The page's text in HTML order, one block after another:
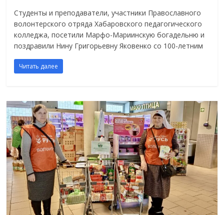
Студенты и преподаватели, участники Православного
волонтерского отряда Хабаровского педагогического
колледжа, посетили Марфо-Мариинскую богадельню и
поздравили Нину Григорьевну Яковенко со 100-летним
Читать далее